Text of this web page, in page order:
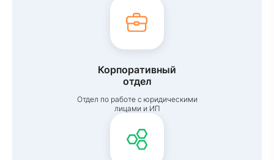
Корпоративный
отдел
Отдел по работе с юридическими
лицами и ИП